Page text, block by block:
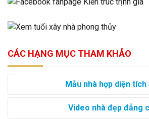
CÁC HẠNG MỤC THAM KHẢO
Mẫu nhà hợp diện
Video nhà đẹp đẳng